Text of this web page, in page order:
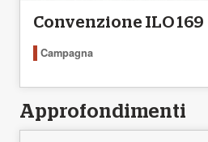
Convenzione ILO 169
Campagna
Approfondimenti